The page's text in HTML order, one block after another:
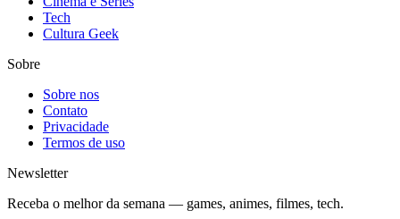
Tech
Cultura Geek
Sobre
Sobre nos
Contato
Privacidade
Termos de uso
Newsletter
Receba o melhor da semana — games, animes, filmes, tech.